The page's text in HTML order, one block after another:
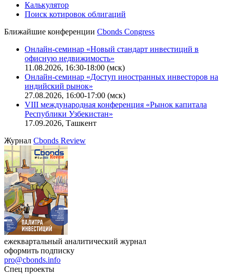
Калькулятор
Поиск котировок облигаций
Ближайшие конференции Cbonds Congress
Онлайн-семинар «Новый стандарт инвестиций в
офисную недвижимость»
11.08.2026, 16:30-18:00 (мск)
Онлайн-семинар «Доступ иностранных инвесторов на
индийский рынок»
27.08.2026, 16:00-17:00 (мск)
VIII международная конференция «Рынок капитала
Республики Узбекистан»
17.09.2026, Ташкент
Журнал Cbonds Review
ежеквартальный аналитический журнал
оформить подписку
pro@cbonds.info
Спец проекты